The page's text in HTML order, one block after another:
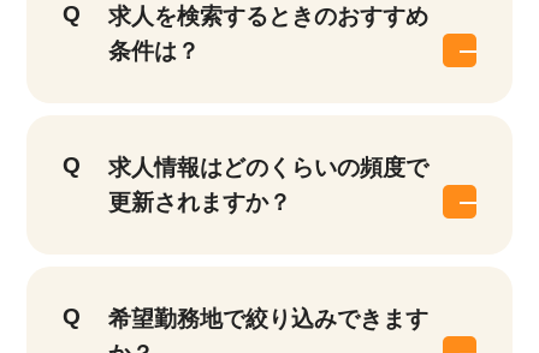
求人を検索するときのおすすめ
条件は？
求人情報はどのくらいの頻度で
更新されますか？
希望勤務地で絞り込みできます
17,050 件
他の条件を選択